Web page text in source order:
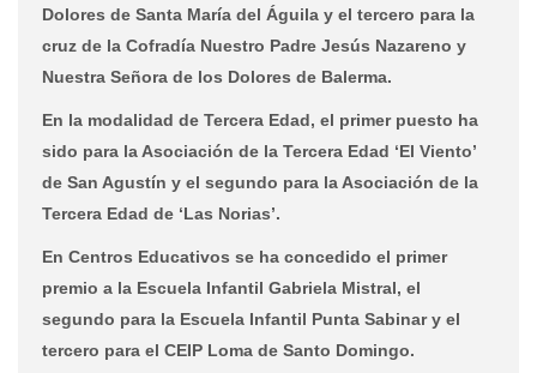
Dolores de Santa María del Águila y el tercero para la
cruz de la Cofradía Nuestro Padre Jesús Nazareno y
Nuestra Señora de los Dolores de Balerma.
En la modalidad de Tercera Edad, el primer puesto ha
sido para la Asociación de la Tercera Edad ‘El Viento’
de San Agustín y el segundo para la Asociación de la
Tercera Edad de ‘Las Norias’.
En Centros Educativos se ha concedido el primer
premio a la Escuela Infantil Gabriela Mistral, el
segundo para la Escuela Infantil Punta Sabinar y el
tercero para el CEIP Loma de Santo Domingo.